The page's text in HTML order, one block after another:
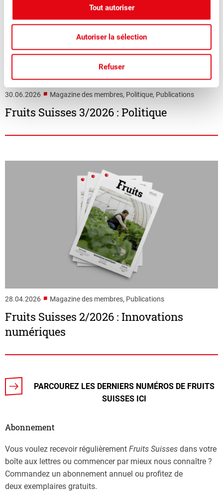
Tout autoriser
Autoriser la sélection
Refuser
30.06.2026 ■ Magazine des membres, Politique, Publications
Fruits Suisses 3/2026 : Politique
28.04.2026 ■ Magazine des membres, Publications
Fruits Suisses 2/2026 : Innovations
numériques
PARCOUREZ LES DERNIERS NUMÉROS DE FRUITS
SUISSES ICI
Abonnement
Vous voulez recevoir régulièrement Fruits Suisses dans votre
boîte aux lettres ou commencer par mieux nous connaître ?
Commandez un abonnement annuel ou profitez de
deux exemplaires gratuits.